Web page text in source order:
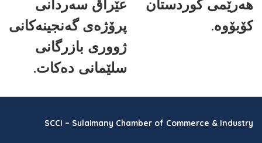
هەرێمی کوردستان
کۆبۆوە.
عێراق سەردانی
پرۆژەی گەنجینەکانی
ژووری بازرگانی
سلێمانی دەکات.
SCCI – Sulaimany Chamber of Commerce & Industry